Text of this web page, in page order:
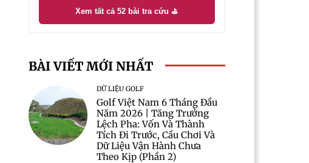
Xem tất cả 52 bài tra cứu ⛳
BÀI VIẾT MỚI NHẤT
DỮ LIỆU GOLF
Golf Việt Nam 6 Tháng Đầu
Năm 2026 | Tăng Trưởng
Lệch Pha: Vốn Và Thành
Tích Đi Trước, Cầu Chơi Và
Dữ Liệu Vận Hành Chưa
Theo Kịp (Phần 2)